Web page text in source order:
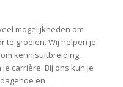
mogelijkheden om
te groeien. Wij helpen je
kennisuitbreiding,
carrière. Bij ons kun je
en